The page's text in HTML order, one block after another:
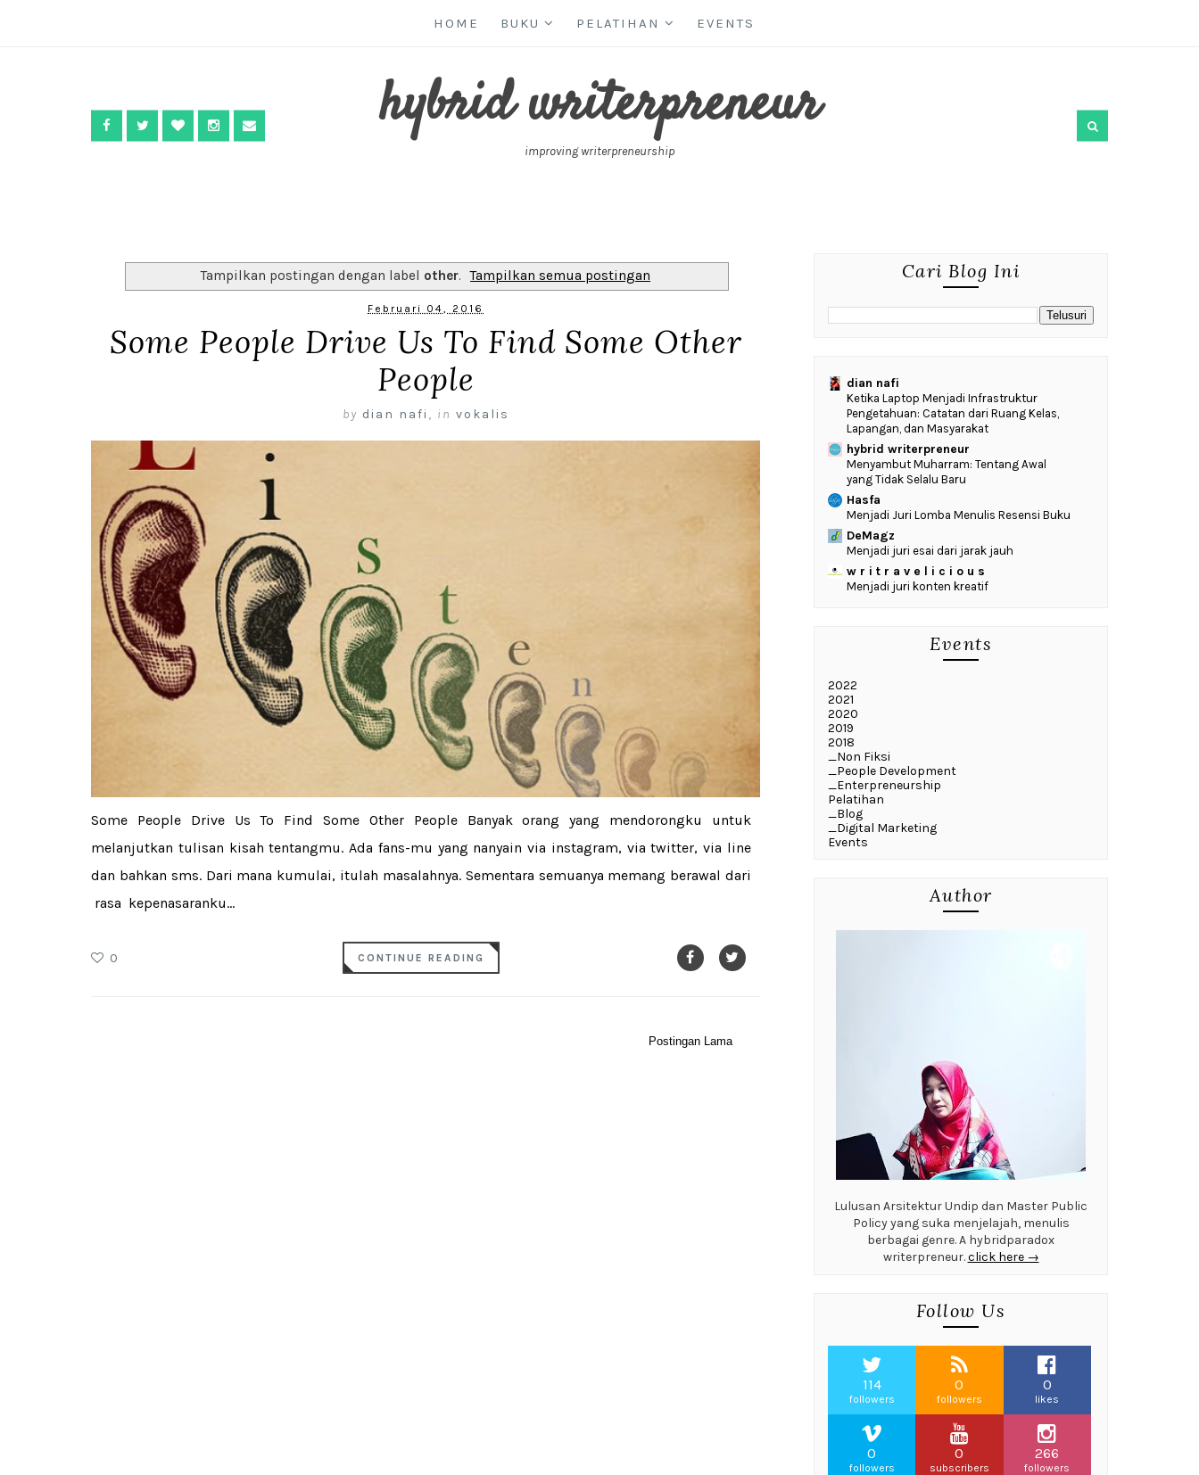
HOME BUKU PELATIHAN EVENTS
hybrid writerpreneur
improving writerpreneurship
Tampilkan postingan dengan label other. Tampilkan semua postingan
Februari 04, 2016
Some People Drive Us To Find Some Other
People
by dian nafi , in vokalis
Some People Drive Us To Find Some Other People Banyak orang yang mendorongku untuk
melanjutkan tulisan kisah tentangmu. Ada fans-mu yang nanyain via instagram, via twitter, via line
dan bahkan sms. Dari mana kumulai, itulah masalahnya. Sementara semuanya memang berawal dari
rasa kepenasaranku...
0 CONTINUE READING
Postingan Lama
Cari Blog Ini
dian nafi
Ketika Laptop Menjadi Infrastruktur
Pengetahuan: Catatan dari Ruang Kelas,
Lapangan, dan Masyarakat
hybrid writerpreneur
Menyambut Muharram: Tentang Awal
yang Tidak Selalu Baru
Hasfa
Menjadi Juri Lomba Menulis Resensi Buku
DeMagz
Menjadi juri esai dari jarak jauh
w r i t r a v e l i c i o u s
Menjadi juri konten kreatif
Events
2022
2021
2020
2019
2018
_Non Fiksi
_People Development
_Enterpreneurship
Pelatihan
_Blog
_Digital Marketing
Events
Author
Lulusan Arsitektur Undip dan Master Public
Policy yang suka menjelajah, menulis
berbagai genre. A hybridparadox
writerpreneur.click here →
Follow Us
114
followers
0
followers
0
likes
0
followers
0
subscribers
266
followers